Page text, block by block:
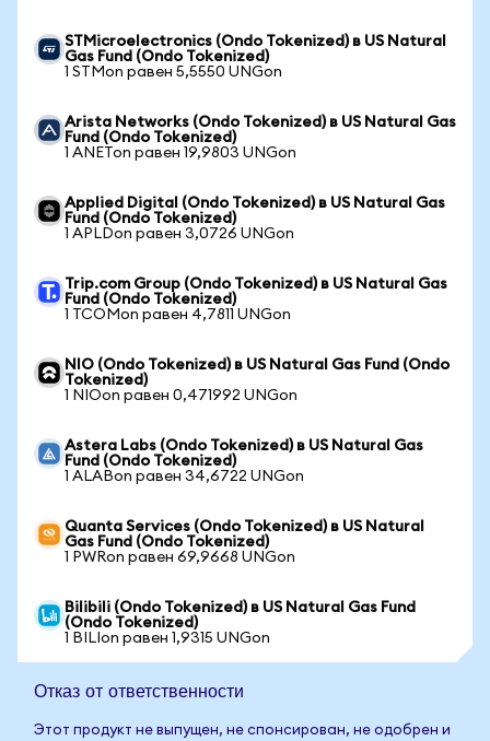
STMicroelectronics (Ondo Tokenized) в US Natural
Gas Fund (Ondo Tokenized)
1 STMon равен 5,5550 UNGon
Arista Networks (Ondo Tokenized) в US Natural Gas
Fund (Ondo Tokenized)
1 ANETon равен 19,9803 UNGon
Applied Digital (Ondo Tokenized) в US Natural Gas
Fund (Ondo Tokenized)
1 APLDon равен 3,0726 UNGon
Trip.com Group (Ondo Tokenized) в US Natural Gas
Fund (Ondo Tokenized)
1 TCOMon равен 4,7811 UNGon
NIO (Ondo Tokenized) в US Natural Gas Fund (Ondo
Tokenized)
1 NIOon равен 0,471992 UNGon
Astera Labs (Ondo Tokenized) в US Natural Gas
Fund (Ondo Tokenized)
1 ALABon равен 34,6722 UNGon
Quanta Services (Ondo Tokenized) в US Natural
Gas Fund (Ondo Tokenized)
1 PWRon равен 69,9668 UNGon
Bilibili (Ondo Tokenized) в US Natural Gas Fund
(Ondo Tokenized)
1 BILIon равен 1,9315 UNGon
Отказ от ответственности
Этот продукт не выпущен, не спонсирован, не одобрен и